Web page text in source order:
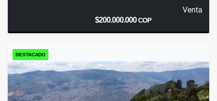
Venta
$200.000.000COP
DESTACADO